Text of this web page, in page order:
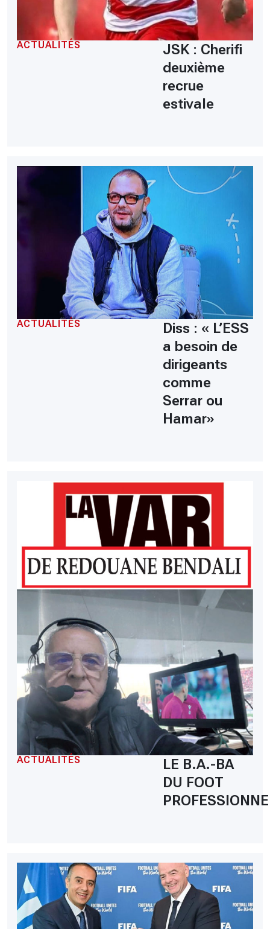
ACTUALITÉS
JSK : Cherifi
deuxième
recrue
estivale
ACTUALITÉS
Diss : « L’ESS
a besoin de
dirigeants
comme
Serrar ou
Hamar»
ACTUALITÉS
LE B.A.-BA
DU FOOT